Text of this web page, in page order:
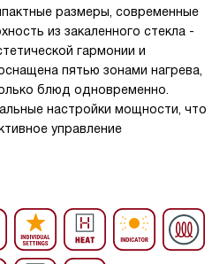
размеры, современные
из закаленного стекла -
гармонии и
пятью зонами нагрева,
блюд одновременно.
настройки мощности, что
управление